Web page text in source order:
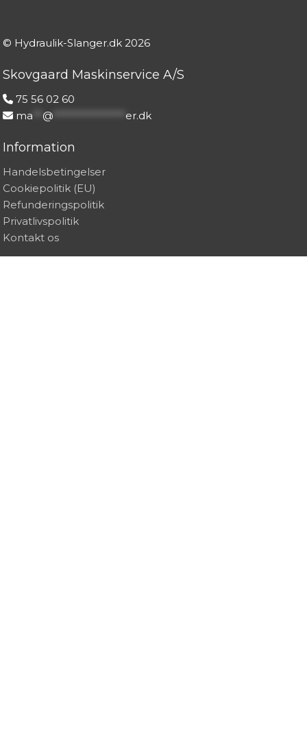
© Hydraulik-Slanger.dk2026
Skovgaard Maskinservice A/S
75 56 02 60
ma
@ er.dk
Information
Handelsbetingelser
Cookiepolitik (EU)
Refunderingspolitik
Privatlivspolitik
Kontakt os